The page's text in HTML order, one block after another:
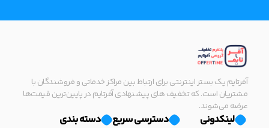
آفرتایم یک بستر اینترنتی برای ارتباط بین مراکز خدماتی و فروشندگان با
مشتریان است. که تخفیف های پیشنهادی آفرتایم در پایین‌ترین قیمت‌ها
عرضه می‌شوند.
لینکدونی دسترسی سریع دسته بندی